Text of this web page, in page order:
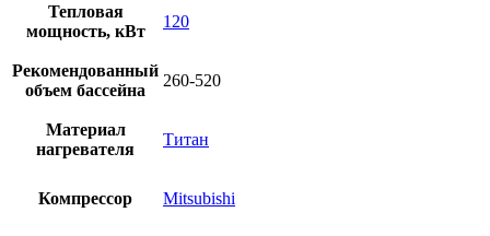
Тепловая
мощность, кВт
120
Рекомендованный
объем бассейна
260-520
Материал
нагревателя
Титан
Компрессор Mitsubishi